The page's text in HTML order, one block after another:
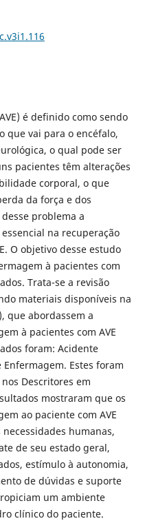
é definido como sendo
que vai para o encéfalo,
o qual pode ser
pacientes têm alterações
corporal, o que
da força e dos
problema a
na recuperação
O objetivo desse estudo
à pacientes com
Trata-se a revisão
materiais disponíveis na
que abordassem a
à pacientes com AVE
foram: Acidente
Estes foram
Descritores em
mostraram que os
ao paciente com AVE
humanas,
de seu estado geral,
estímulo à autonomia,
de dúvidas e suporte
um ambiente
clínico do paciente.